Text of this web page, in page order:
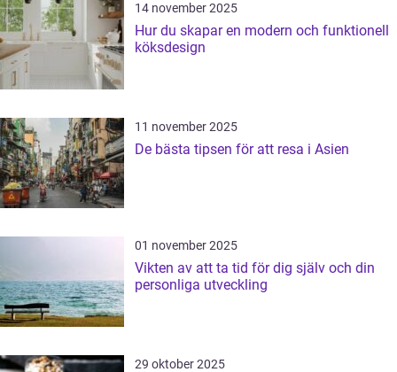
14 november 2025
Hur du skapar en modern och funktionell
köksdesign
11 november 2025
De bästa tipsen för att resa i Asien
01 november 2025
Vikten av att ta tid för dig själv och din
personliga utveckling
29 oktober 2025